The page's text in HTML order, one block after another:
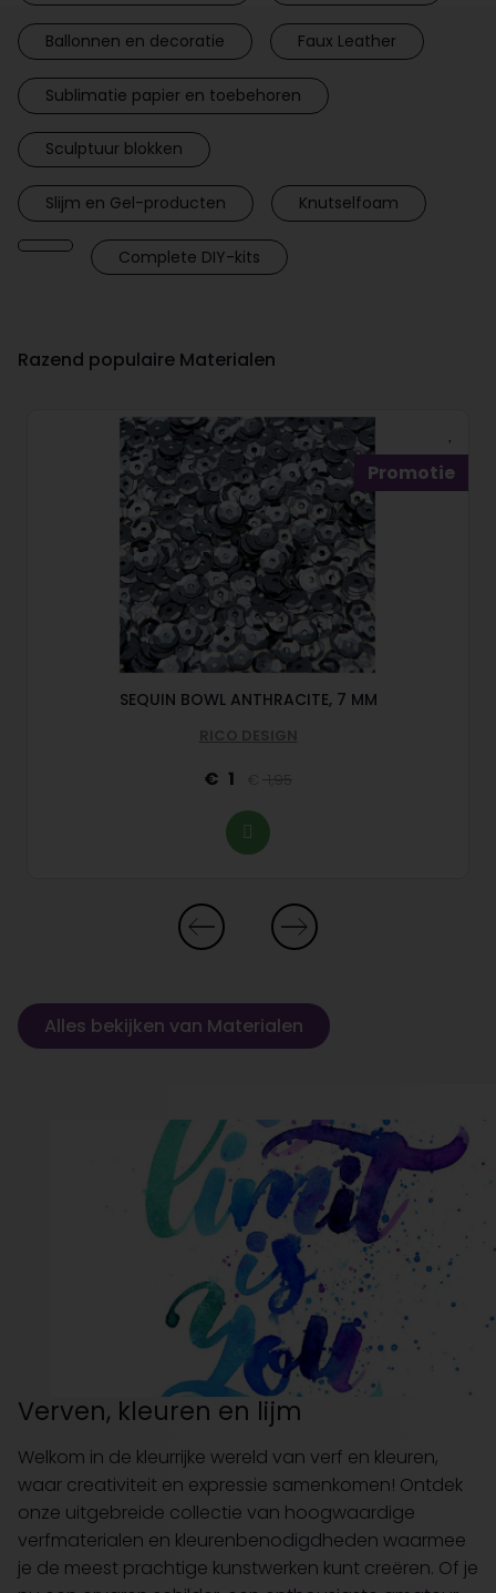
Ballonnen en decoratie Faux Leather
Sublimatie papier en toebehoren
Sculptuur blokken
Slijm en Gel-producten Knutselfoam
Complete DIY-kits
Razend populaire Materialen
Promotie
SEQUIN BOWL ANTHRACITE, 7 MM
RICO DESIGN
1 1,95
Alles bekijken van Materialen
Verven, kleuren en lijm
Welkom in de kleurrijke wereld van verf en kleuren,
waar creativiteit en expressie samenkomen! Ontdek
onze uitgebreide collectie van hoogwaardige
verfmaterialen en kleurenbenodigdheden waarmee
je de meest prachtige kunstwerken kunt creëren. Of je